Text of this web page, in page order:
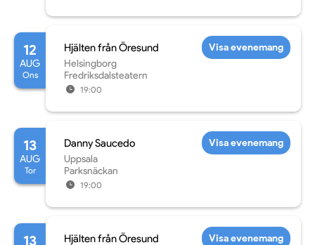
12
AUG
Ons
Hjälten från Öresund
Helsingborg
Fredriksdalsteatern
19:00
Visa evenemang
13
AUG
Tor
Danny Saucedo
Uppsala
Parksnäckan
19:00
Visa evenemang
13 Hjälten från Öresund Visa evenemang